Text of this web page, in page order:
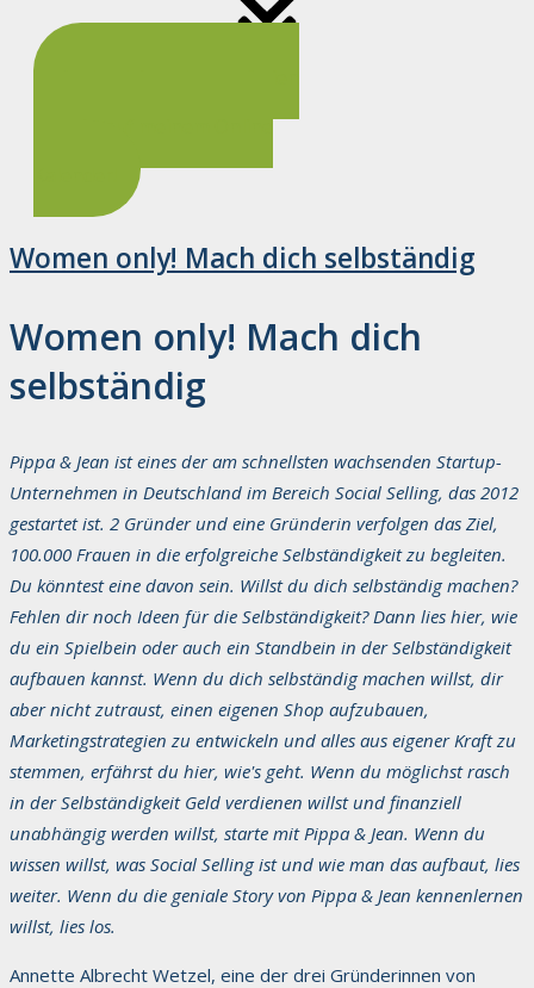
Women only! Mach dich selbständig
​Women only! Mach dich
selbständig
Pippa & Jean ist eines der am schnellsten wachsenden Startup-
Unternehmen in Deutschland im Bereich Social Selling, das 2012
gestartet ist. 2 Gründer und eine Gründerin verfolgen das Ziel,
100.000 Frauen in die erfolgreiche Selbständigkeit zu begleiten.
Du könntest eine davon sein. Willst du dich selbständig machen?
Fehlen dir noch Ideen für die Selbständigkeit? Dann lies hier, wie
du ein Spielbein oder auch ein Standbein in der Selbständigkeit
aufbauen kannst. Wenn du dich selbständig machen willst, dir
aber nicht zutraust, einen eigenen Shop aufzubauen,
Marketingstrategien zu entwickeln und alles aus eigener Kraft zu
stemmen, erfährst du hier, wie's geht. Wenn du möglichst rasch
in der Selbständigkeit Geld verdienen willst und finanziell
unabhängig werden willst, starte mit Pippa & Jean. Wenn du
wissen willst, was Social Selling ist und wie man das aufbaut, lies
weiter. Wenn du die geniale Story von Pippa & Jean kennenlernen
willst, lies los.
Annette Albrecht Wetzel, eine der drei Gründerinnen von